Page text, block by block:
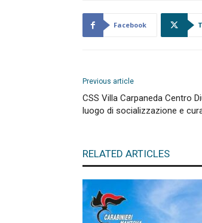
Facebook
Previous article
CSS Villa Carpaneda Centro
luogo di socializzazione e
RELATED ARTICLES